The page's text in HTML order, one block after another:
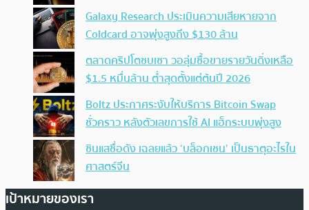
Galaxy Research ประเมินความเสียหายจาก
Coldcard อาจพุ่งสูงถึง $130 ล้าน
ตลาดคริปโตซบเซา วอลุ่มซื้อขายรายวันดิ่งเหลือ
$1.5 หมื่นล้าน ต่ำสุดตั้งแต่ต้นปี 2026
Boltz ประกาศระงับให้บริการ Bitcoin Swap
ชั่วคราว หลังตัวเลขการใช้ AI แฮ็กระบบพุ่งสูง
ซินแสชื่อดัง เฉลยแล้ว ‘บล็อกเชน’ เป็นธาตุอะไรใน
ศาสตร์จีน
เป้าหมายของเรา